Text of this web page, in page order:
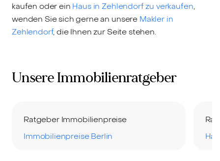
kaufen oder ein Haus in Zehlendorf zu verkaufen,
wenden Sie sich gerne an unsere Makler in
Zehlendorf, die Ihnen zur Seite stehen.
Unsere Immobilienratgeber
Ratgeber Immobilienpreise
Immobilienpreise Berlin